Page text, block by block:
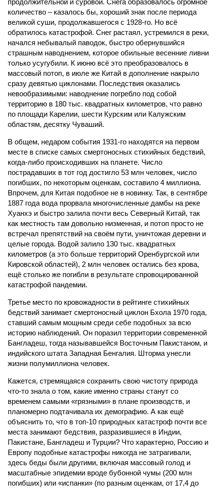
продолжительной и суровой. Снега образовалось огромное
количество – казалось бы, хороший знак после периода
великой суши, продолжавшегося с 1928-го. Но всё
обратилось катастрофой. Снег растаял, устремился в реки,
начался небывалый паводок, быстро обернувшийся
страшным наводнением, которое обильные весенние ливни
только усугубили. К июню всё это преобразовалось в
массовый потоп, в июле же Китай в дополнение накрыло
сразу девятью циклонами. Последствия оказались
невообразимыми: наводнение погребло под собой
территорию в 180 тыс. квадратных километров, что равно
по площади Карелии, шести Курским или Калужским
областям, десятку Чуваший.
В общем, недаром события 1931-го находятся на первом
месте в списке самых смертоносных стихийных бедствий,
когда-либо происходивших на планете. Число
пострадавших в тот год достигло 53 млн человек, число
погибших, по некоторым оценкам, составило 4 миллиона.
Впрочем, для Китая подобное не в новинку. Так, в сентябре
1887 года вода прорвала многочисленные дамбы на реке
Хуанхэ и быстро залила почти весь Северный Китай, так
как местность там довольно низменная, и потоп просто не
встречал препятствий на своём пути, уничтожая деревни и
целые города. Водой залило 130 тыс. квадратных
километров (а это больше территорий Оренбургской или
Кировской областей), 2 млн человек остались без крова,
ещё столько же погибли в результате спровоцированной
катастрофой пандемии.
Третье место по кровожадности в рейтинге стихийных
бедствий занимает смертоносный циклон Бхола 1970 года,
ставший самым мощным среди себе подобных за всю
историю наблюдений. Он поразил территории современной
Бангладеш, тогда называвшейся Восточным Пакистаном, и
индийского штата Западная Бенгалия. Шторма унесли
жизни полумиллиона человек.
Кажется, стремящаяся сохранить свою чистоту природа
что-то знала о том, какие именно страны станут со
временем самыми «грязными» в плане производств, и
планомерно подтачивала их демографию. А как ещё
объяснить то, что в топ-10 природных катастроф почти все
места занимают бедствия, разразившиеся в Индии,
Пакистане, Бангладеш и Турции? Что характерно, Россию и
Европу подобные катастрофы никогда не затрагивали,
здесь беды были другими, включая массовый голод и
масштабные эпидемии вроде бубонной чумы (200 млн
погибших) или «испанки» (по разным оценкам, от 17,4 до